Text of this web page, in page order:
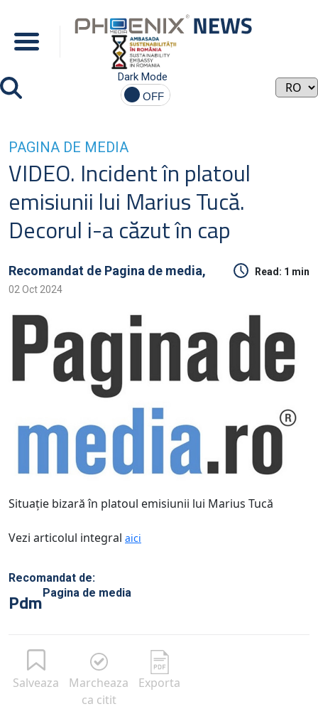
Dark Mode
PAGINA DE MEDIA
VIDEO. Incident în platoul
emisiunii lui Marius Tucă.
Decorul i-a căzut în cap
Recomandat de Pagina de media, Read: 1 min
02 Oct 2024
Situaţie bizară în platoul emisiunii lui Marius Tucă
Vezi articolul integral aici
Recomandat de:
Pdm Pagina de media
Salveaza
Marcheaza
ca citit
Exporta